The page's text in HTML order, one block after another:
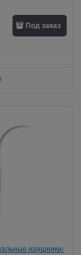
Под заказ
наушники-